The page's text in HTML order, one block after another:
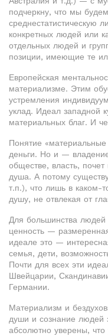
подчеркну, что мы
среднестатистическую
конкретных людей или
отдельных людей и
позиции, имеющие те
Европейская
материализме. Этим
устремления
уклад. Идеал западной
материальных благ. И
Понятие «материальные
деньги. Но и —
обществе, власть,
душа. А потому
т.п.), что лишь в каком-
душу, не отвлекая от
Для большинства людей
ценность —
идеале это —
семья, дети,
Почти для всех эти
Швейцарии,
Германии.
Материализм и
души и сознание людей
абсолютно уверены,